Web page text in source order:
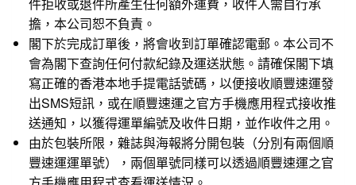
件拒收或退件所產生任何額外運費，收件人需自行承
擔，本公司恕不負責。
閣下於完成訂單後，將會收到訂單確認電郵。本公司不
會為閣下查詢任何付款紀錄及運送狀態。請確保閣下填
寫正確的香港本地手提電話號碼，以便接收順豐速運發
出SMS短訊，或在順豐速運之官方手機應用程式接收推
送通知，以獲得運單編號及收件日期，並作收件之用。
由於包裝所限，雜誌與海報將分開包裝（分別有兩個順
豐速運運單號），兩個單號同樣可以透過順豐速運之官